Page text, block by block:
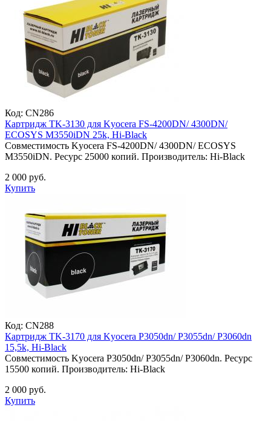
Код: CN286
Картридж TK-3130 для Kyocera FS-4200DN/ 4300DN/
ECOSYS M3550iDN 25k, Hi-Black
Совместимость Kyocera FS-4200DN/ 4300DN/ ECOSYS
M3550iDN. Ресурс 25000 копий. Производитель: Hi-Black
2 000 руб.
Купить
Код: CN288
Картридж TK-3170 для Kyocera P3050dn/ P3055dn/ P3060dn
15,5k, Hi-Black
Совместимость Kyocera P3050dn/ P3055dn/ P3060dn. Ресурс
15500 копий. Производитель: Hi-Black
2 000 руб.
Купить